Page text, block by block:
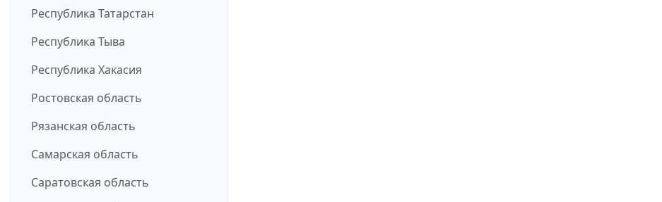
Республика Татарстан
Республика Тыва
Республика Хакасия
Ростовская область
Рязанская область
Самарская область
Саратовская область